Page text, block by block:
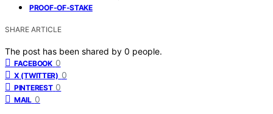
PROOF-OF-STAKE
SHARE ARTICLE
The post has been shared by 0 people.
FACEBOOK 0
X (TWITTER) 0
PINTEREST 0
MAIL 0